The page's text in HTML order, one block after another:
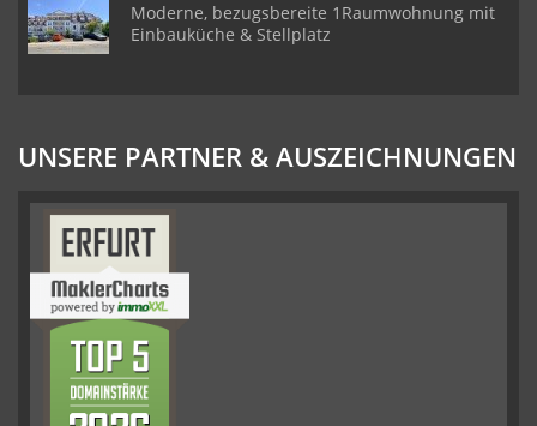
Moderne, bezugsbereite 1Raumwohnung mit
Einbauküche & Stellplatz
UNSERE PARTNER & AUSZEICHNUNGEN